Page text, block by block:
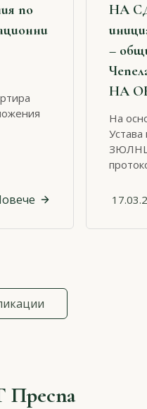
по
НА
–
НА
На
ЗЮЛНЦ